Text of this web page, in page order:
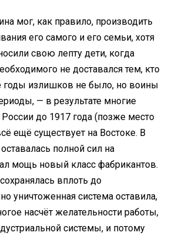
мог, как правило, производить
его самого и его семьи, хотя
свою лепту дети, когда
не доставался тем, кто
годы излишков не было, но воины
— в результате многие
до 1917 года (позже место
ещё существует на Востоке. В
полной сил на
мощь новый класс фабрикантов.
вплоть до
уничтоженная система оставила,
насчёт желательности работы,
системы, и потому